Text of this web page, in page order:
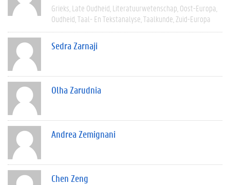
Grieks Late Oudheid Literatuurwetenschap Oost-Europa
Oudheid Taal- En Tekstanalyse Taalkunde Zuid-Europa
Sedra Zarnaji
Olha Zarudnia
Andrea Zemignani
Chen Zeng